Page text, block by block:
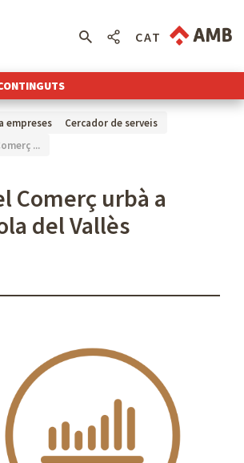
CAT
empreses
Cercador de serveis
...
Comerç urbà a
del Vallès